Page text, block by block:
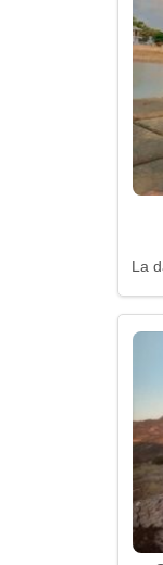
La